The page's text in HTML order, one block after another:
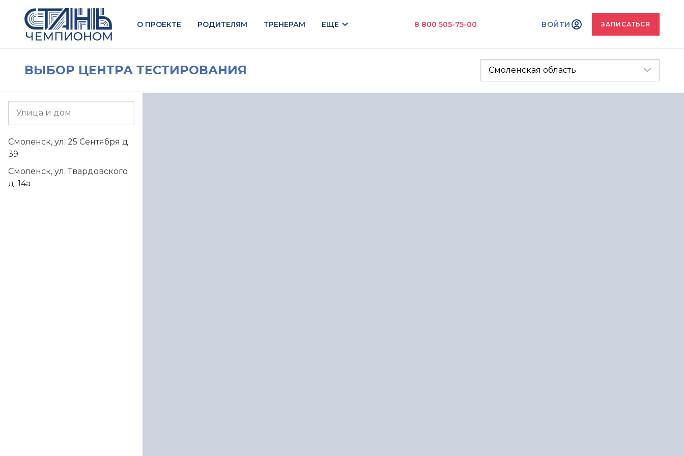
О ПРОЕКТЕ РОДИТЕЛЯМ ТРЕНЕРАМ ЕЩЕ 8 800 505-75-00 ВОЙТИ ЗАПИСАТЬСЯ
ВЫБОР ЦЕНТРА ТЕСТИРОВАНИЯ
Смоленск, ул. 25 Сентября д.
39
Смоленск, ул. Твардовского
д. 14а